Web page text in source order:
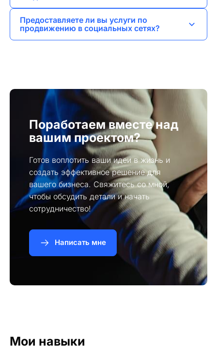
этапах разработки, чтобы сайты были
Предоставляете ли вы услуги по
продвижению в социальных сетях?
Поработаем вместе над
вашим проектом?
Готов воплотить ваши идеи в жизнь и
создать эффективное решение для
вашего бизнеса. Свяжитесь со мной,
чтобы обсудить детали и начать
сотрудничество!
Написать мне
Мои навыки